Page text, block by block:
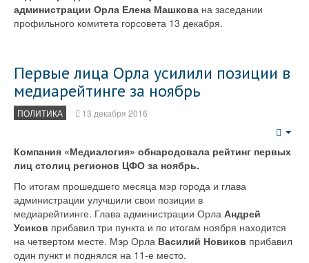
администрации Орла Елена Машкова на заседании
профильного комитета горсовета 13 декабря.
Первые лица Орла усилили позиции в
медиарейтинге за ноябрь
ПОЛИТИКА 13 декабря 2016
Компания «Медиалогия» обнародовала рейтинг первых
лиц столиц регионов ЦФО за ноябрь.
По итогам прошедшего месяца мэр города и глава
администрации улучшили свои позиции в
медиарейтиинге. Глава администрации Орла Андрей
Усиков прибавил три пункта и по итогам ноября находится
на четвертом месте. Мэр Орла Василий Новиков прибавил
один пункт и поднялся на 11-е место.